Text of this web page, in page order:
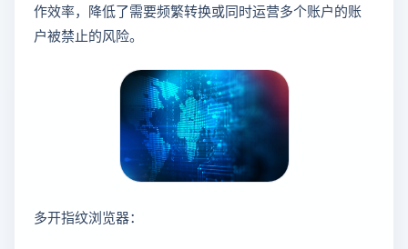
作效率，降低了需要频繁转换或同时运营多个账户的账
户被禁止的风险。
多开指纹浏览器：